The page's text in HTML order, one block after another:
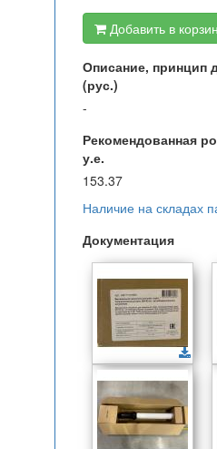
Добавить в
Описание, принцип
(рус.)
-
Рекомендованная
у.е.
153.37
Наличие на складах
Документация